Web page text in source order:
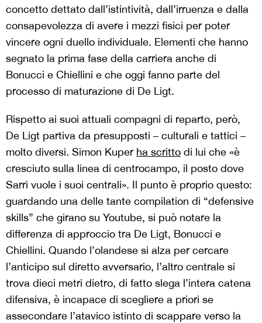
concetto dettato dall’istintività, dall’irruenza e dalla
consapevolezza di avere i mezzi fisici per poter
vincere ogni duello individuale. Elementi che hanno
segnato la prima fase della carriera anche di
Bonucci e Chiellini e che oggi fanno parte del
processo di maturazione di De Ligt.
Rispetto ai suoi attuali compagni di reparto, però,
De Ligt partiva da presupposti – culturali e tattici –
molto diversi. Simon Kuper ha scritto di lui che «è
cresciuto sulla linea di centrocampo, il posto dove
Sarri vuole i suoi centrali». Il punto è proprio questo:
guardando una delle tante compilation di “defensive
skills” che girano su Youtube, si può notare la
differenza di approccio tra De Ligt, Bonucci e
Chiellini. Quando l’olandese si alza per cercare
l’anticipo sul diretto avversario, l’altro centrale si
trova dieci metri dietro, di fatto slega l’intera catena
difensiva, è incapace di scegliere a priori se
assecondare l’atavico istinto di scappare verso la